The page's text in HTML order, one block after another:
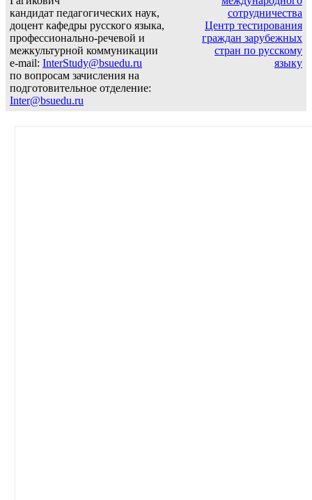
кандидат педагогических наук,
доцент кафедры русского языка,
профессионально-речевой и
межкультурной коммуникации
e-mail: InterStudy@bsuedu.ru
по вопросам зачисления на
подготовительное отделение:
Inter@bsuedu.ru
сотрудничества
Центр тестирования
граждан зарубежных
стран по русскому
языку